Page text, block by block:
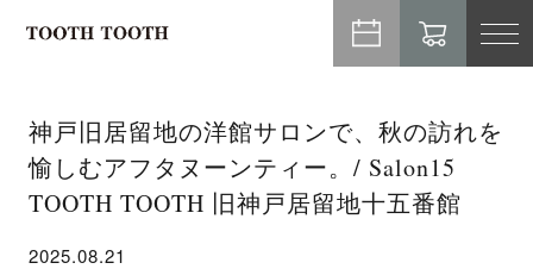
神戸旧居留地の洋館サロンで、秋の訪れを
愉しむアフタヌーンティー。/ Salon15
TOOTH TOOTH 旧神戸居留地十五番館
2025.08.21